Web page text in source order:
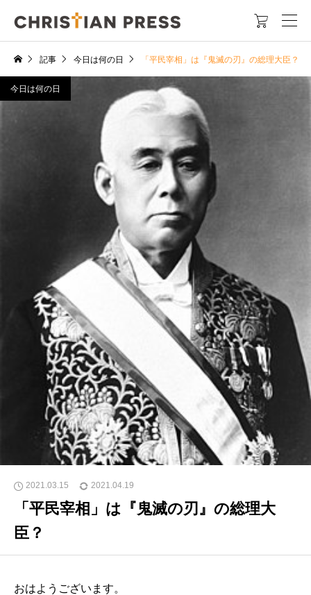

記事 今日は何の日 「平民宰相」は『鬼滅の刃』の総理大臣？
今日は何の日
2021.03.15 2021.04.19
「平民宰相」は『鬼滅の刃』の総理大
臣？
おはようございます。